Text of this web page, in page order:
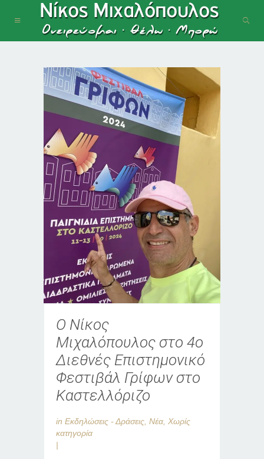
Ο Νίκος
Μιχαλόπουλος στο 4ο
Διεθνές Επιστημονικό
Φεστιβάλ Γρίφων στο
Καστελλόριζο
in Εκδηλώσεις - Δράσεις Νέα Χωρίς
κατηγορία